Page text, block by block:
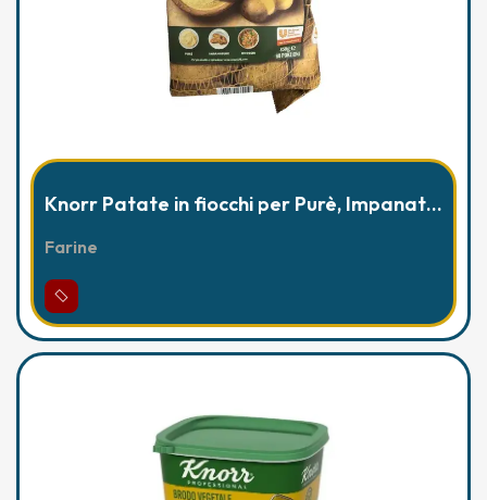
Knorr Patate in fiocchi per Purè, Impanature, Gnocchi - 850g
Farine